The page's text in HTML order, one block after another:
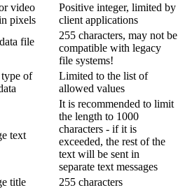
video
pixels
Positive integer, limited by
client applications
file
255 characters, may not be
compatible with legacy
file systems!
of
Limited to the list of
allowed values
text
It is recommended to limit
the length to 1000
characters - if it is
exceeded, the rest of the
text will be sent in
separate text messages
title
255 characters